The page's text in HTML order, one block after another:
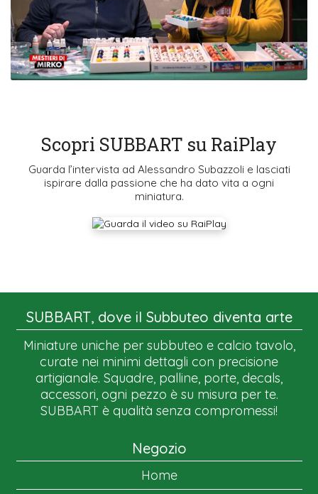
Scopri SUBBART su RaiPlay
Guarda l’intervista ad Alessandro Subazzoli e lasciati
ispirare dalla passione che ha dato vita a ogni
miniatura.
SUBBART, dove il Subbuteo diventa arte
Miniature uniche per subbuteo e calcio tavolo,
curate nei minimi dettagli con precisione
artigianale. Squadre, palline, porte, decals,
accessori, ogni pezzo è su misura per te.
SUBBART è qualità senza compromessi!
Negozio
Home